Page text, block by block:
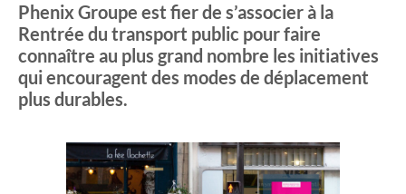
Phenix Groupe est fier de s’associer à la
Rentrée du transport public pour faire
connaître au plus grand nombre les initiatives
qui encouragent des modes de déplacement
plus durables.